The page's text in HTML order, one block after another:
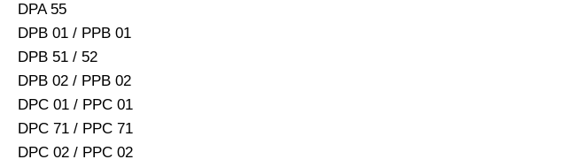
DPA 55
DPB 01 / PPB 01
DPB 51 / 52
DPB 02 / PPB 02
DPC 01 / PPC 01
DPC 71 / PPC 71
DPC 02 / PPC 02